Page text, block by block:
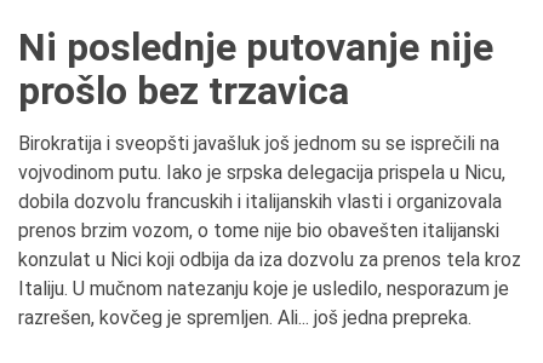
Ni poslednje putovanje nije
prošlo bez trzavica
Birokratija i sveopšti javašluk još jednom su se isprečili na
vojvodinom putu. Iako je srpska delegacija prispela u Nicu,
dobila dozvolu francuskih i italijanskih vlasti i organizovala
prenos brzim vozom, o tome nije bio obavešten italijanski
konzulat u Nici koji odbija da iza dozvolu za prenos tela kroz
Italiju. U mučnom natezanju koje je usledilo, nesporazum je
razrešen, kovčeg je spremljen. Ali... još jedna prepreka.